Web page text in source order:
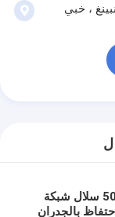
، خبي
ل
50x50mm سلال شبكة
بالجدران